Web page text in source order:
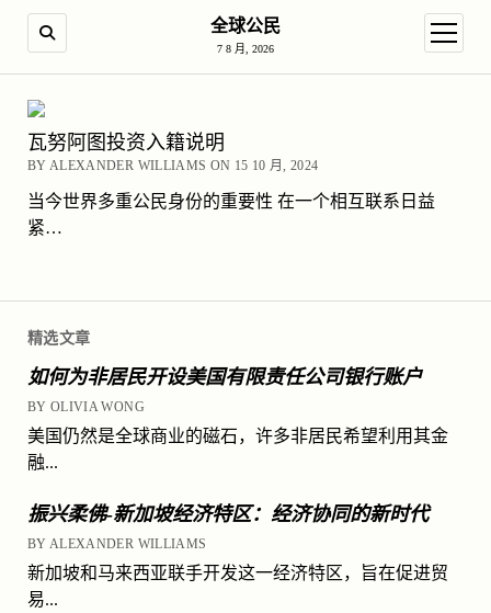
全球公民
7 8 月, 2026
open
精选文章
如何为非居民开设美国有限责任公司银行账户
BY OLIVIA WONG
美国仍然是全球商业的磁石，许多非居民希望利用其金
融...
振兴柔佛-新加坡经济特区：经济协同的新时代
BY ALEXANDER WILLIAMS
新加坡和马来西亚联手开发这一经济特区，旨在促进贸
易...
瓦努阿图投资入籍说明
BY ALEXANDER WILLIAMS ON 15 10 月, 2024
当今世界多重公民身份的重要性 在一个相互联系日益
紧…